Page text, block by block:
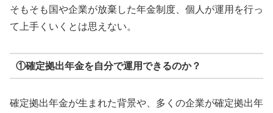
そもそも国や企業が放棄した年金制度、個人が運用を行っ
て上手くいくとは思えない。
①確定拠出年金を自分で運用できるのか？
確定拠出年金が生まれた背景や、多くの企業が確定拠出年